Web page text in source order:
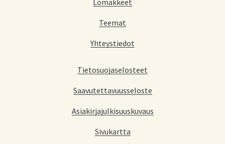
Lomakkeet
Teemat
Yhteystiedot
Tietosuojaselosteet
Saavutettavuusseloste
Asiakirjajulkisuuskuvaus
Sivukartta